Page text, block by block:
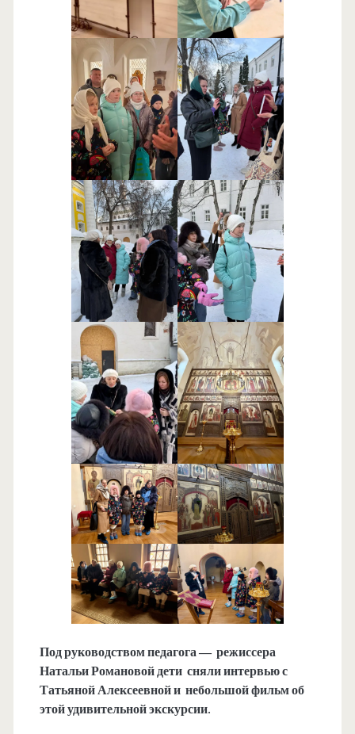
Под руководством педагога — режиссера
Натальи Романовой дети сняли интервью с
Татьяной Алексеевной и небольшой фильм об
этой удивительной экскурсии.